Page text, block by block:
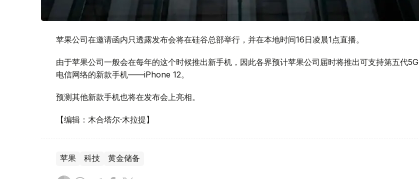
苹果公司在邀请函内只透露发布会将在硅谷总部举行，并在本地时间16日凌晨1点直播。
由于苹果公司一般会在每年的这个时候推出新手机，因此各界预计苹果公司届时将推出可支持第五代5G
电信网络的新款手机——iPhone 12。
预测其他新款手机也将在发布会上亮相。
【编辑：木合塔尔·木拉提】
苹果 科技 黄金储备